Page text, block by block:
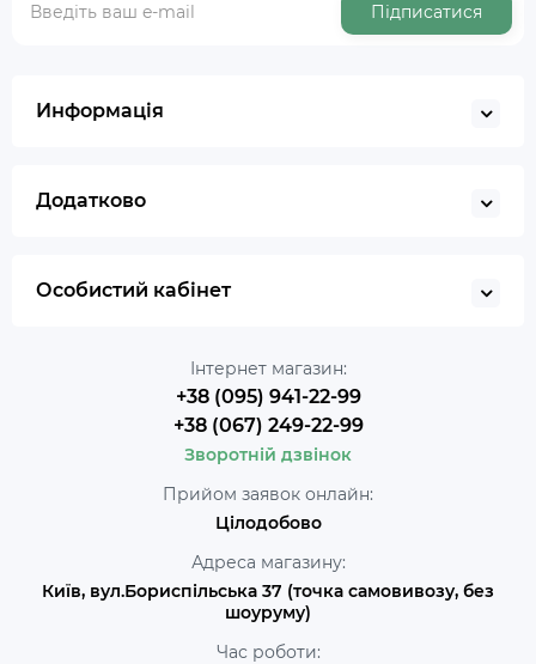
Підписатися
Информація
Додатково
Особистий кабінет
Інтернет магазин:
+38 (095) 941-22-99
+38 (067) 249-22-99
Зворотній дзвінок
Прийом заявок онлайн:
Цілодобово
Адреса магазину:
Київ, вул.Бориспільська 37 (точка самовивозу, без
шоуруму)
Час роботи: